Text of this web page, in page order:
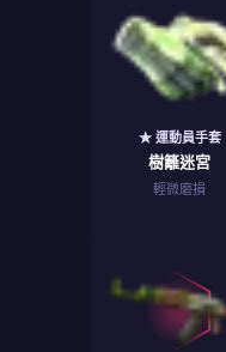
★ 運動員手套
樹籬迷宮
輕微磨損